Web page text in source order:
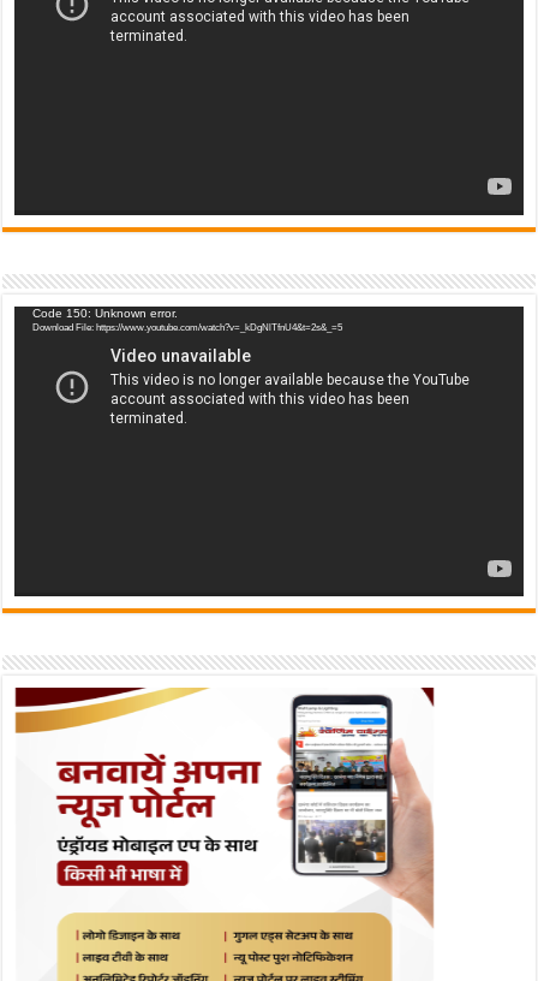
Video
Player
Code 150: Unknown error.
Download File: https://www.youtube.com/watch?v=_kDgNlTfnU4&t=2s&_=5